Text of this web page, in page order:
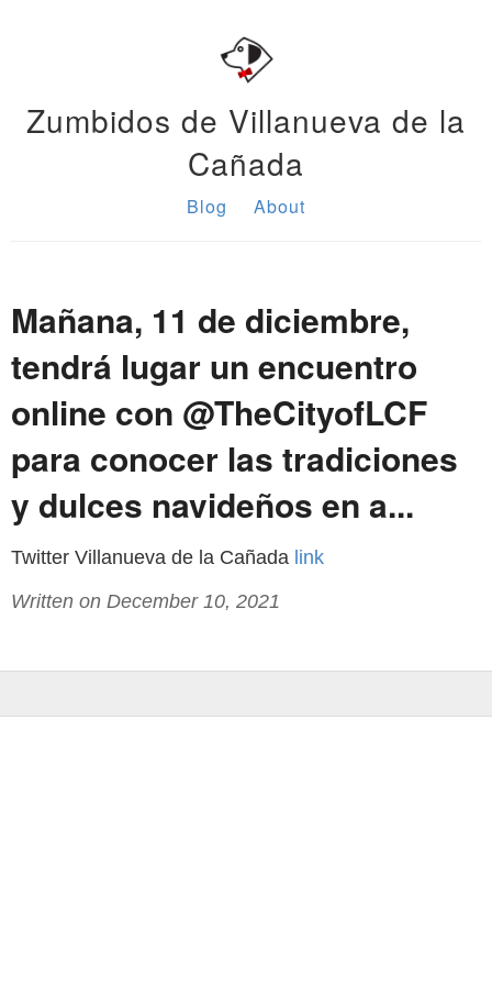
Zumbidos de Villanueva de la
Cañada
Blog About
Mañana, 11 de diciembre,
tendrá lugar un encuentro
online con @TheCityofLCF
para conocer las tradiciones
y dulces navideños en a...
Twitter Villanueva de la Cañada link
Written on December 10, 2021